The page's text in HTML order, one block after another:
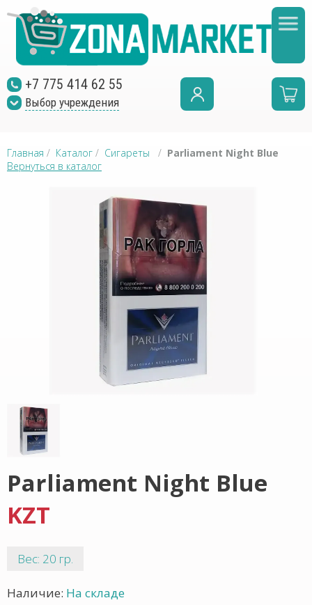
+7 775 414 62 55
Выбор учреждения
Главная / Каталог / Сигареты / Parliament Night Blue
Вернуться в каталог
Parliament Night Blue
KZT
Вес: 20 гр.
Наличие: На складе